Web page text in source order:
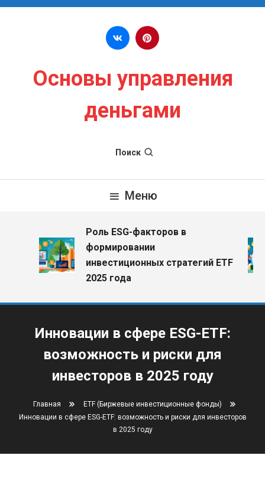
Перейти к содержимому
Основы управления
деньгами
Поиск
Меню
Роль ESG-факторов в
формировании
инвестиционных стратегий ETF
2025 года
Инновации в сфере ESG-ETF:
возможность и риски для
инвесторов в 2025 году
Главная
ETF (Биржевые инвестиционные фонды)
Инновации в сфере ESG-ETF: возможность и риски для инвесторов
в 2025 году